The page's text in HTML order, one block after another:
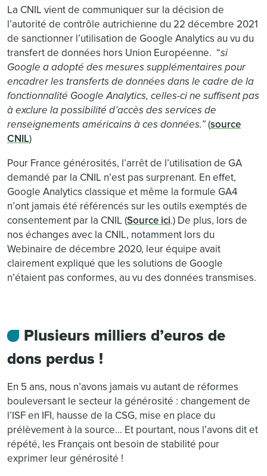
La CNIL vient de communiquer sur la décision de
l’autorité de contrôle autrichienne du 22 décembre 2021
de sanctionner l’utilisation de Google Analytics au vu du
transfert de données hors Union Européenne. “si
Google a adopté des mesures supplémentaires pour
encadrer les transferts de données dans le cadre de la
fonctionnalité Google Analytics, celles-ci ne suffisent pas
à exclure la possibilité d’accès des services de
renseignements américains à ces données.”(source
CNIL)
Pour France générosités, l’arrêt de l’utilisation de GA
demandé par la CNIL n’est pas surprenant. En effet,
Google Analytics classique et même la formule GA4
n’ont jamais été référencés sur les outils exemptés de
consentement par la CNIL (Source ici.) De plus, lors de
nos échanges avec la CNIL, notamment lors du
Webinaire de décembre 2020, leur équipe avait
clairement expliqué que les solutions de Google
n’étaient pas conformes, au vu des données transmises.
Plusieurs milliers d’euros de
dons perdus !
En 5 ans, nous n’avons jamais vu autant de réformes
bouleversant le secteur la générosité : changement de
l’ISF en IFI, hausse de la CSG, mise en place du
prélèvement à la source… Et pourtant, nous l’avons dit et
répété, les Français ont besoin de stabilité pour
exprimer leur générosité !